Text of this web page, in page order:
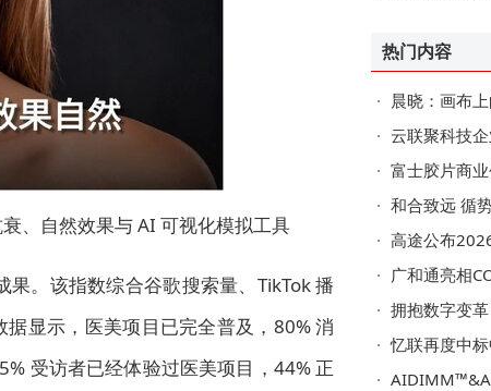
、自然效果与 AI 可视化模拟工具
。该指数综合谷歌搜索量、TikTok 播
显示，医美项目已完全普及，80% 消
受访者已经体验过医美项目，44% 正
热门内容
晨晓：画布上
云联聚科技
富士胶片商业创
和合致远 循势而新：2026
高途公布
广和通亮相
拥抱数字变革 智联工
忆联再度中标中国移动
AIDIMM™&AILPBGA™新